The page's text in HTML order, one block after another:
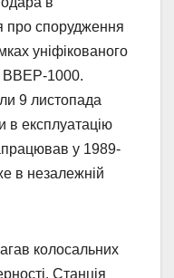
про спорудження
уніфікованого
ВВЕР-1000.
9 листопада
в експлуатацію
у 1989-
в незалежній
колосальних
Станція